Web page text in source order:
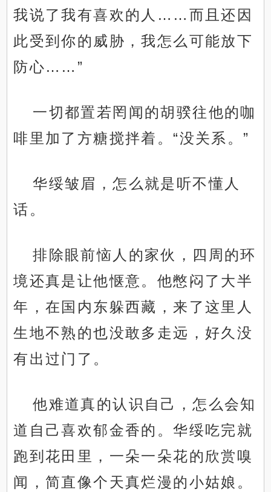
我说了我有喜欢的人……而且还因
此受到你的威胁，我怎么可能放下
防心……”
一切都置若罔闻的胡骙往他的咖
啡里加了方糖搅拌着。“没关系。”
华绥皱眉，怎么就是听不懂人
话。
排除眼前恼人的家伙，四周的环
境还真是让他惬意。他憋闷了大半
年，在国内东躲西藏，来了这里人
生地不熟的也没敢多走远，好久没
有出过门了。
他难道真的认识自己，怎么会知
道自己喜欢郁金香的。华绥吃完就
跑到花田里，一朵一朵花的欣赏嗅
闻，简直像个天真烂漫的小姑娘。